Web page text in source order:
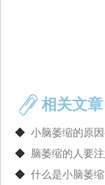
相关文章
◆ 小脑萎缩的原
◆
脑萎缩的人要
◆ 什么是小脑萎缩